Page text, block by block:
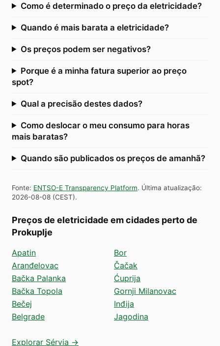
Como é determinado o preço da eletricidade?
Quando é mais barata a eletricidade?
Os preços podem ser negativos?
Porque é a minha fatura superior ao preço
spot?
Qual a precisão destes dados?
Como deslocar o meu consumo para horas
mais baratas?
Quando são publicados os preços de amanhã?
Fonte: ENTSO-E Transparency Platform. Última atualização:
2026-08-08 (CEST).
Preços de eletricidade em cidades perto de
Prokuplje
Apatin
Aranđelovac
Bačka Palanka
Bačka Topola
Bečej
Belgrade
Bor
Čačak
Ćuprija
Gornji Milanovac
Inđija
Jagodina
Explorar Sérvia →